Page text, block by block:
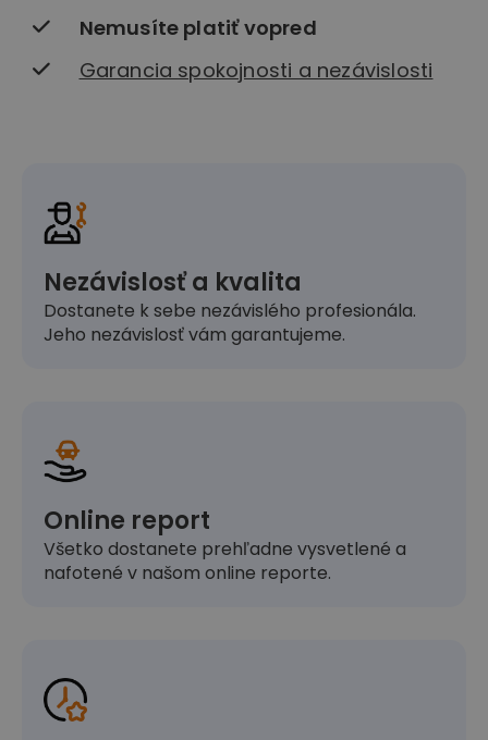
Nemusíte platiť vopred
Garancia spokojnosti a nezávislosti
Nezávislosť a kvalita
Dostanete k sebe nezávislého profesionála.
Jeho nezávislosť vám garantujeme.
Online report
Všetko dostanete prehľadne vysvetlené a
nafotené v našom online reporte.